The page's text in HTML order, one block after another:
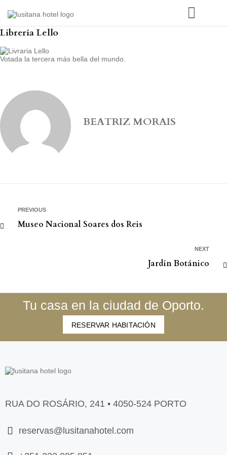
Librería Lello
Votada la tercera más bella del mundo.
BEATRIZ MORAIS
PREVIOUS
Museo Nacional Soares dos Reis
NEXT
Jardín Botánico
Tu casa en la ciudad de Oporto.
RESERVAR HABITACIÓN
RUA DO ROSÁRIO, 241 • 4050-524 PORTO
reservas@lusitanahotel.com